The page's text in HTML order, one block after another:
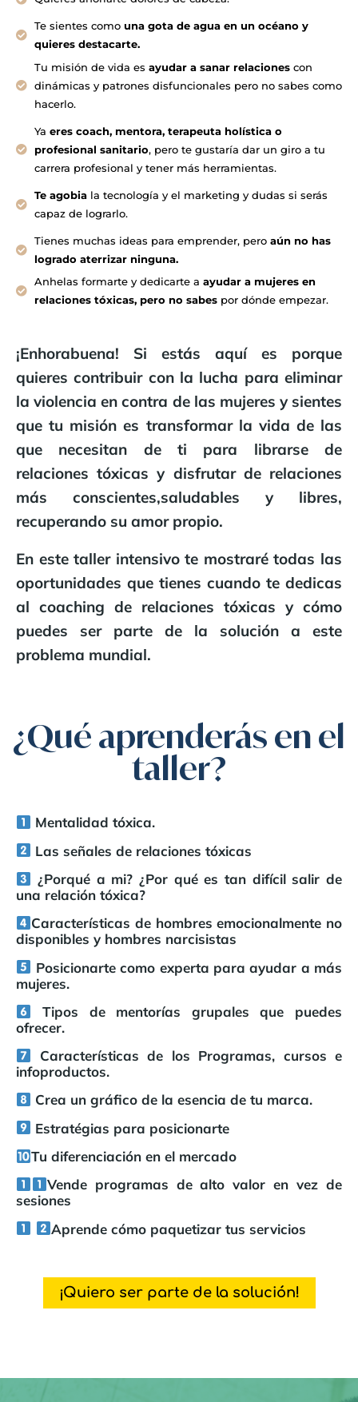
Te sientes como una gota de agua en un océano y
quieres destacarte.
Tu misión de vida es ayudar a sanar relacionescon
dinámicas y patrones disfuncionales pero no sabes como
hacerlo.
Ya eres coach, mentora, terapeuta holística o
profesional sanitario, pero te gustaría dar un giro a tu
carrera profesional y tener más herramientas.
Te agobiala tecnología y el marketing y dudas si serás
capaz de lograrlo.
Tienes muchas ideas para emprender, pero aún no has
logrado aterrizar ninguna.
Anhelas formarte y dedicarte a ayudar a mujeres en
relaciones tóxicas, pero no sabespor dónde empezar.
¡Enhorabuena! Si estás aquí es porque
quieres contribuir con la lucha para eliminar
la violencia en contra de las mujeres y sientes
que tu misión es transformar la vida de las
que necesitan de ti para librarse de
relaciones tóxicas y disfrutar de relaciones
más conscientes,saludables y libres,
recuperando su amor propio.
En este taller intensivote mostraré todas las
oportunidades que tienes cuando te dedicas
al coaching de relaciones tóxicas y cómo
puedes ser parte de la solución a este
problema mundial.
¿Qué aprenderás en el
taller?
Mentalidad tóxica.
Las señales de relaciones tóxicas
¿Porqué a mi? ¿Por qué es tan difícil salir de
una relación tóxica?
Características de hombres emocionalmente no
disponibles y hombres narcisistas
Posicionarte como experta para ayudar a más
mujeres.
Tipos de mentorías grupales que puedes
ofrecer.
Características de los Programas, cursos e
infoproductos.
Crea un gráfico de la esencia de tu marca.
Estratégias para posicionarte
Tu diferenciación en el mercado
Vende programas de alto valor en vez de
sesiones
Aprende cómo paquetizar tus servicios
¡Quiero ser parte de la solución!